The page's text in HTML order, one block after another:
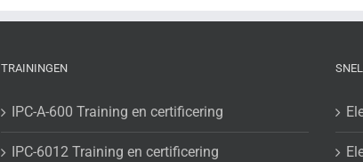
TRAININGEN
IPC-A-600 Training en certificering
IPC-6012 Training en certificering